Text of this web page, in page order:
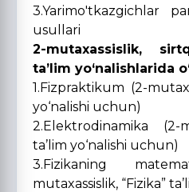
3.Yarimo'tkazgichlar
usullari
2-mutaxassislik,
ta’lim yo‘nalishlarida
1.Fizpraktikum (2-
yo‘nalishi uchun)
2.Elektrodinamika (2-
ta’lim yo‘nalishi uchun)
3.Fizikaning
mutaxassislik, “Fizika”